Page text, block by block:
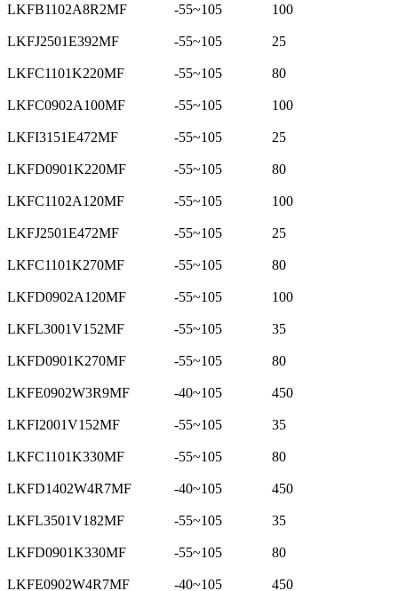
LKFB1102A8R2MF -55~105 100
LKFJ2501E392MF -55~105 25
LKFC1101K220MF -55~105 80
LKFC0902A100MF -55~105 100
LKFI3151E472MF -55~105 25
LKFD0901K220MF -55~105 80
LKFC1102A120MF -55~105 100
LKFJ2501E472MF -55~105 25
LKFC1101K270MF -55~105 80
LKFD0902A120MF -55~105 100
LKFL3001V152MF -55~105 35
LKFD0901K270MF -55~105 80
LKFE0902W3R9MF -40~105 450
LKFI2001V152MF -55~105 35
LKFC1101K330MF -55~105 80
LKFD1402W4R7MF -40~105 450
LKFL3501V182MF -55~105 35
LKFD0901K330MF -55~105 80
LKFE0902W4R7MF -40~105 450